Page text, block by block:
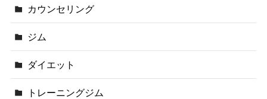
カウンセリング
ジム
ダイエット
トレーニングジム